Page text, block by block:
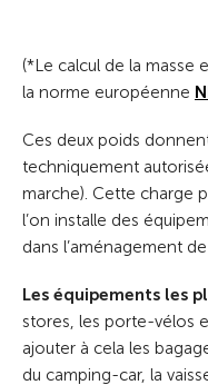
(*Le calcul de la masse
la norme européenne
Ces deux poids
techniquement
marche). Cette charge
l’on installe des
dans l’aménagement
Les équipements les
stores, les porte-vélos
ajouter à cela les
du camping-car, la